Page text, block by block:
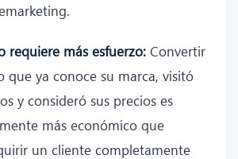
requiere más esfuerzo: Convertir
que ya conoce su marca, visitó
y consideró sus precios es
más económico que
un cliente completamente